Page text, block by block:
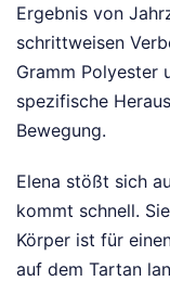
Ergebnis von
schrittweisen
Gramm Polyester
spezifische
Bewegung.
Elena stößt sich
kommt schnell.
Körper ist für
auf dem Tartan